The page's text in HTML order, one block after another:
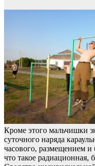
Кроме этого мальчишки
суточного наряда
часового, размещением
что такое радиационная,